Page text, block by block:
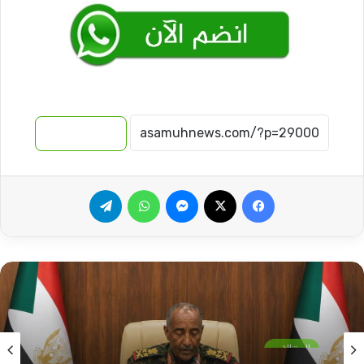
فيسبوك ماسنجر واتساب
المقالات